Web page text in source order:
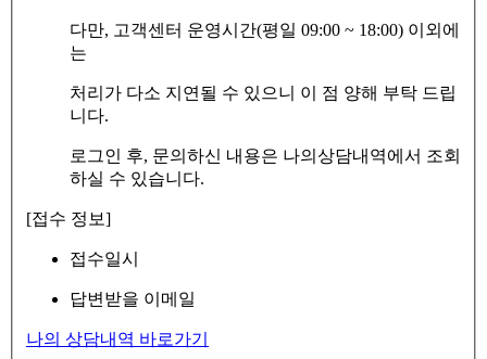
다만, 고객센터 운영시간(평일 09:00 ~ 18:00) 이외에
는
처리가 다소 지연될 수 있으니 이 점 양해 부탁 드립
니다.
로그인 후, 문의하신 내용은 나의상담내역에서 조회
하실 수 있습니다.
[접수 정보]
접수일시
답변받을 이메일
나의 상담내역 바로가기